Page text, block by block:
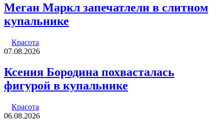
Меган Маркл запечатлели в слитном
купальнике
Красота
07.08.2026
Ксения Бородина похвасталась
фигурой в купальнике
Красота
06.08.2026